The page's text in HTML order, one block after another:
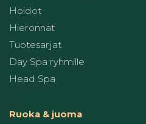
Hoidot
Hieronnat
Tuotesarjat
Day Spa ryhmille
Head Spa
Ruoka & juoma